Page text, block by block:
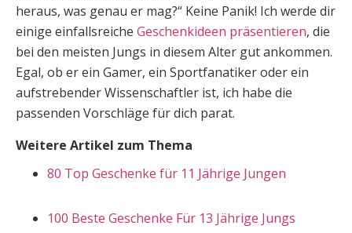
heraus, was genau er mag?“ Keine Panik! Ich werde dir
einige einfallsreiche Geschenkideen präsentieren, die
bei den meisten Jungs in diesem Alter gut ankommen.
Egal, ob er ein Gamer, ein Sportfanatiker oder ein
aufstrebender Wissenschaftler ist, ich habe die
passenden Vorschläge für dich parat.
Weitere Artikel zum Thema
80 Top Geschenke für 11 Jährige Jungen
100 Beste Geschenke Für 13 Jährige Jungs